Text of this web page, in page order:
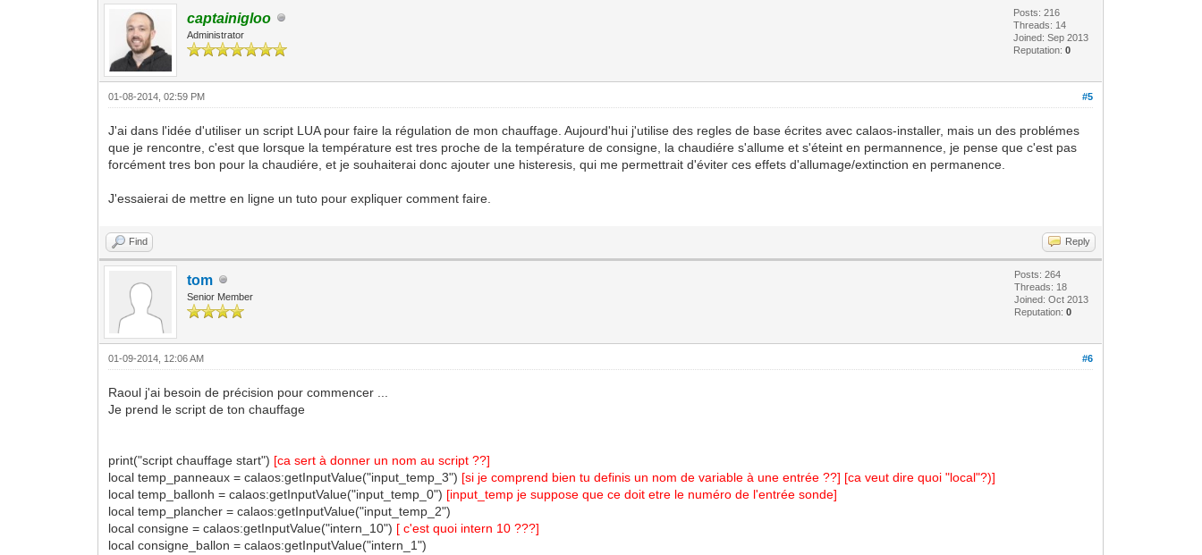
captainigloo
Administrator
Posts: 216
Threads: 14
Joined: Sep 2013
Reputation:0
#5
01-08-2014, 02:59 PM
J'ai dans l'idée d'utiliser un script LUA pour faire la régulation de mon chauffage. Aujourd'hui j'utilise des regles de base écrites avec calaos-installer, mais un des problémes
que je rencontre, c'est que lorsque la température est tres proche de la température de consigne, la chaudiére s'allume et s'éteint en permannence, je pense que c'est pas
forcément tres bon pour la chaudiére, et je souhaiterai donc ajouter une histeresis, qui me permettrait d'éviter ces effets d'allumage/extinction en permanence.
J'essaierai de mettre en ligne un tuto pour expliquer comment faire.
Find Reply
tom
Senior Member
Posts: 264
Threads: 18
Joined: Oct 2013
Reputation:0
#6
01-09-2014, 12:06 AM
Raoul j'ai besoin de précision pour commencer ...
Je prend le script de ton chauffage
print("script chauffage start") [ca sert à donner un nom au script ??]
local temp_panneaux = calaos:getInputValue("input_temp_3") [si je comprend bien tu definis un nom de variable à une entrée ??] [ca veut dire quoi "local"?)]
local temp_ballonh = calaos:getInputValue("input_temp_0") [input_temp je suppose que ce doit etre le numéro de l'entrée sonde]
local temp_plancher = calaos:getInputValue("input_temp_2")
local consigne = calaos:getInputValue("intern_10") [ c'est quoi intern 10 ???]
local consigne_ballon = calaos:getInputValue("intern_1")